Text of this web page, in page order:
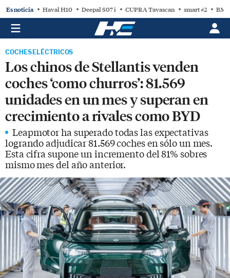
Es noticia Haval H10 Deepal S07 i CUPRA Tavascan smart #2
COCHES ELÉCTRICOS
Los chinos de Stellantis venden
coches ‘como churros’: 81.569
unidades en un mes y superan en
crecimiento a rivales como BYD
Leapmotor ha superado todas las expectativas
logrando adjudicar 81.569 coches en sólo un mes.
Esta cifra supone un incremento del 81% sobres
mismo mes del año anterior.